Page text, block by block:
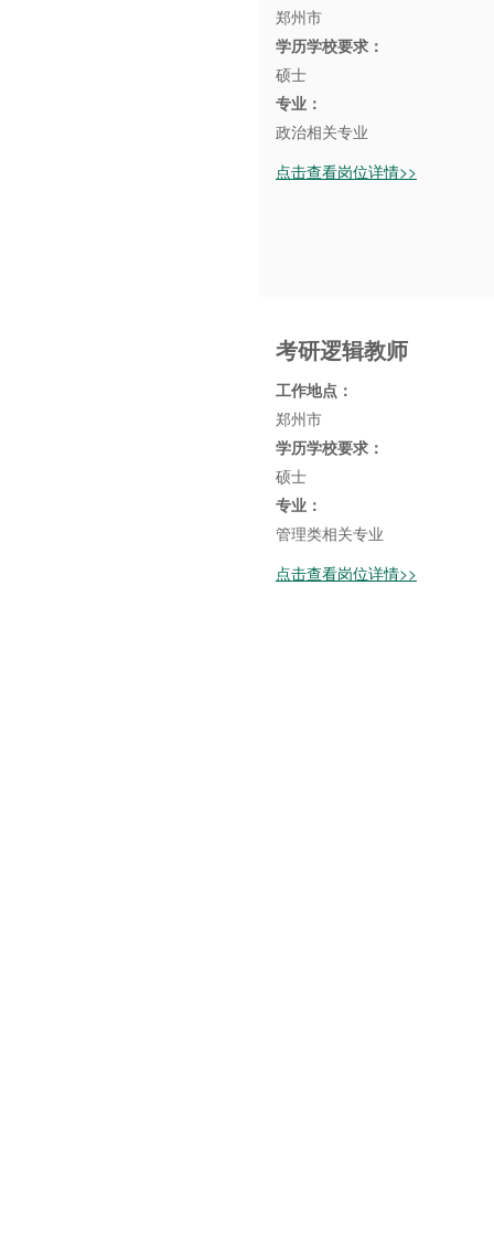
郑州市
学历学校要求：
硕士
专业：
政治相关专业
点击查看岗位详情>>
考研逻辑教师
工作地点：
郑州市
学历学校要求：
硕士
专业：
管理类相关专业
点击查看岗位详情>>